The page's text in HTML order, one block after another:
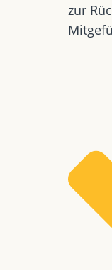
zur